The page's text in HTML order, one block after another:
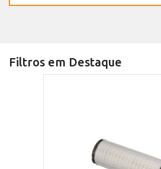
Filtros em Destaque